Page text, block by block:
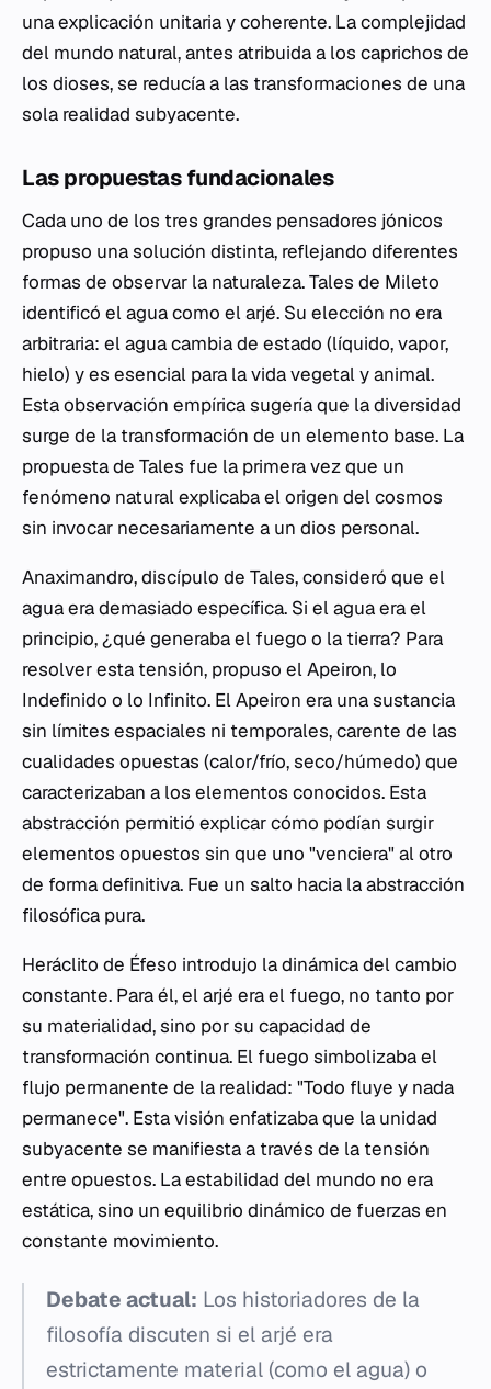
una explicación unitaria y coherente. La complejidad
del mundo natural, antes atribuida a los caprichos de
los dioses, se reducía a las transformaciones de una
sola realidad subyacente.
Las propuestas fundacionales
Cada uno de los tres grandes pensadores jónicos
propuso una solución distinta, reflejando diferentes
formas de observar la naturaleza. Tales de Mileto
identificó el agua como elarjé. Su elección no era
arbitraria: el agua cambia de estado (líquido, vapor,
hielo) y es esencial para la vida vegetal y animal.
Esta observación empírica sugería que la diversidad
surge de la transformación de un elemento base. La
propuesta de Tales fue la primera vez que un
fenómeno natural explicaba el origen del cosmos
sin invocar necesariamente a un dios personal.
Anaximandro, discípulo de Tales, consideró que el
agua era demasiado específica. Si el agua era el
principio, ¿qué generaba el fuego o la tierra? Para
resolver esta tensión, propuso elApeiron, lo
Indefinido o lo Infinito. ElApeiron era una sustancia
sin límites espaciales ni temporales, carente de las
cualidades opuestas (calor/frío, seco/húmedo) que
caracterizaban a los elementos conocidos. Esta
abstracción permitió explicar cómo podían surgir
elementos opuestos sin que uno "venciera" al otro
de forma definitiva. Fue un salto hacia la abstracción
filosófica pura.
Heráclito de Éfeso introdujo la dinámica del cambio
constante. Para él, elarjé era el fuego, no tanto por
su materialidad, sino por su capacidad de
transformación continua. El fuego simbolizaba el
flujo permanente de la realidad: "Todo fluye y nada
permanece". Esta visión enfatizaba que la unidad
subyacente se manifiesta a través de la tensión
entre opuestos. La estabilidad del mundo no era
estática, sino un equilibrio dinámico de fuerzas en
constante movimiento.
Debate actual: Los historiadores de la
filosofía discuten si el arjé era
estrictamente material (como el agua) o